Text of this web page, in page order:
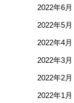
2022年6月
2022年5月
2022年4月
2022年3月
2022年2月
2022年1月